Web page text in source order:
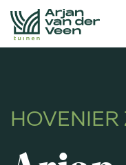
HOVENIER